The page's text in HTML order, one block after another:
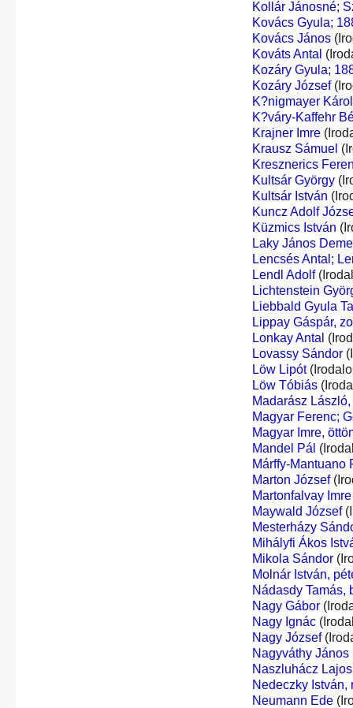
Kollár Jánosné;
Kovács Gyula;
Kovács János
Kováts Antal
Kozáry Gyula;
Kozáry József
K?nigmayer
K?váry-Kaffehr
Krajner Imre
Krausz Sámuel
Kresznerics
Kultsár György
Kultsár István
Kuncz Adolf
Küzmics István
Laky János
Lencsés Antal;
Lendl Adolf
Lichtenstein
Liebbald Gyula
Lippay Gáspár,
Lonkay Antal
Lovassy Sándor
Löw Lipót
Löw Tóbiás
Madarász
Magyar Ferenc;
Magyar Imre,
Mandel Pál
Márffy-Mantuano
Marton József
Martonfalvay Imre
Maywald József
Mesterházy
Mihályfi Ákos
Mikola Sándor
Molnár István,
Nádasdy Tamás,
Nagy Gábor
Nagy Ignác
Nagy József
Nagyváthy János
Naszluhácz Lajos
Nedeczky István,
Neumann Ede